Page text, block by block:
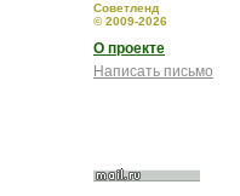
Советленд
© 2009-2026
О проекте
Написать письмо